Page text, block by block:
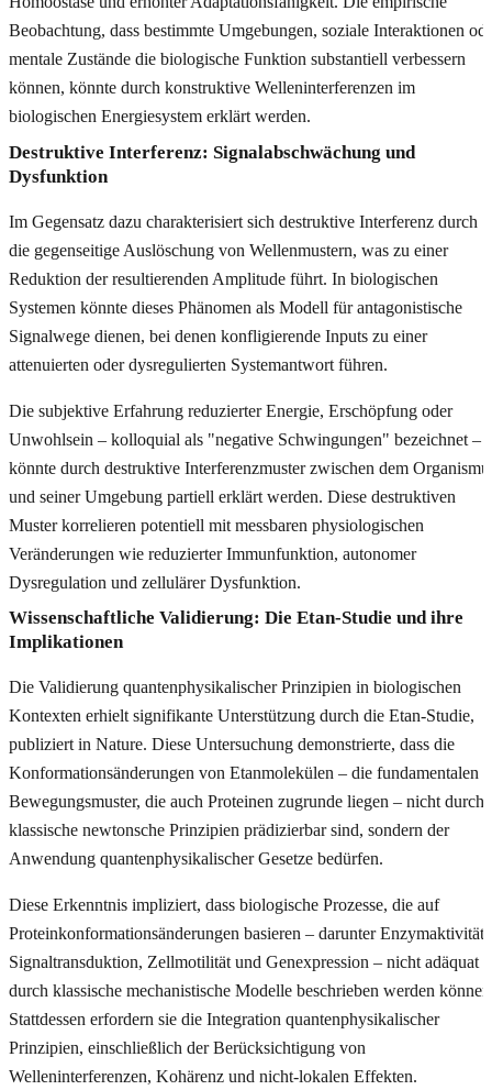
Beobachtung, dass bestimmte Umgebungen, soziale Interaktionen
mentale Zustände die biologische Funktion substantiell verbessern
können, könnte durch konstruktive Welleninterferenzen im
biologischen Energiesystem erklärt werden.
Destruktive Interferenz: Signalabschwächung und
Dysfunktion
Im Gegensatz dazu charakterisiert sich destruktive Interferenz durch
die gegenseitige Auslöschung von Wellenmustern, was zu einer
Reduktion der resultierenden Amplitude führt. In biologischen
Systemen könnte dieses Phänomen als Modell für antagonistische
Signalwege dienen, bei denen konfligierende Inputs zu einer
attenuierten oder dysregulierten Systemantwort führen.
Die subjektive Erfahrung reduzierter Energie, Erschöpfung oder
Unwohlsein – kolloquial als "negative Schwingungen" bezeichnet –
könnte durch destruktive Interferenzmuster zwischen dem
und seiner Umgebung partiell erklärt werden. Diese destruktiven
Muster korrelieren potentiell mit messbaren physiologischen
Veränderungen wie reduzierter Immunfunktion, autonomer
Dysregulation und zellulärer Dysfunktion.
Wissenschaftliche Validierung: Die Etan-Studie und ihre
Implikationen
Die Validierung quantenphysikalischer Prinzipien in biologischen
Kontexten erhielt signifikante Unterstützung durch die Etan-Studie,
publiziert in Nature. Diese Untersuchung demonstrierte, dass die
Konformationsänderungen von Etanmolekülen – die fundamentalen
Bewegungsmuster, die auch Proteinen zugrunde liegen – nicht durch
klassische newtonsche Prinzipien prädizierbar sind, sondern der
Anwendung quantenphysikalischer Gesetze bedürfen.
Diese Erkenntnis impliziert, dass biologische Prozesse, die auf
Proteinkonformationsänderungen basieren – darunter Enzymaktivität,
Signaltransduktion, Zellmotilität und Genexpression – nicht adäquat
durch klassische mechanistische Modelle beschrieben werden
Stattdessen erfordern sie die Integration quantenphysikalischer
Prinzipien, einschließlich der Berücksichtigung von
Welleninterferenzen, Kohärenz und nicht-lokalen Effekten.